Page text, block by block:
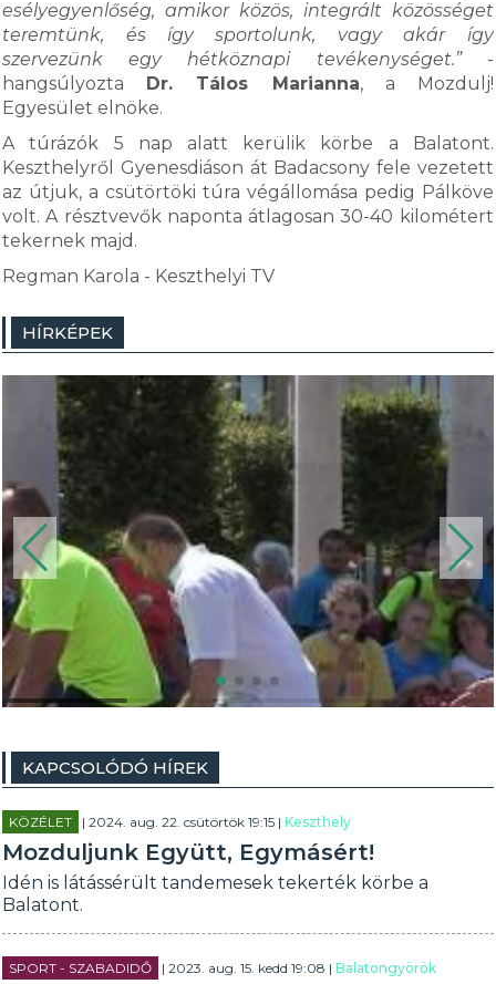
esélyegyenlőség, amikor közös, integrált közösséget
teremtünk, és így sportolunk, vagy akár így
szervezünk egy hétköznapi tevékenységet.”-
hangsúlyozta Dr. Tálos Marianna, a Mozdulj!
Egyesület elnöke.
A túrázók 5 nap alatt kerülik körbe a Balatont.
Keszthelyről Gyenesdiáson át Badacsony fele vezetett
az útjuk, a csütörtöki túra végállomása pedig Pálköve
volt. A résztvevők naponta átlagosan 30-40 kilométert
tekernek majd.
Regman Karola - Keszthelyi TV
HÍRKÉPEK
KAPCSOLÓDÓ HÍREK
KÖZÉLET | 2024. aug. 22. csütörtök 19:15 |Keszthely
Mozduljunk Együtt, Egymásért!
Idén is látássérült tandemesek tekerték körbe a
Balatont.
SPORT - SZABADIDŐ | 2023. aug. 15. kedd 19:08 |Balatongyörök